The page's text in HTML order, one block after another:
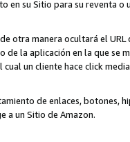
en su Sitio para su reventa o
otra manera ocultará el
de la aplicación en la que
un cliente hace click
de enlaces, botones,
a un Sitio de Amazon.